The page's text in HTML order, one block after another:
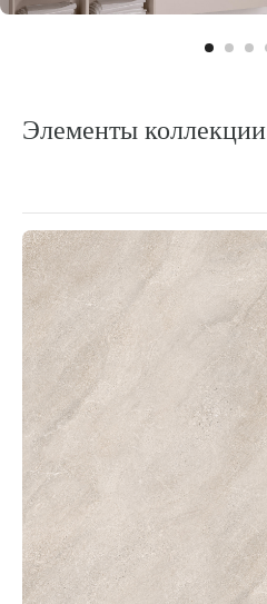
Элементы коллекции